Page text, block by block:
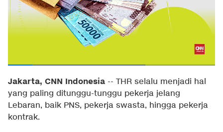
Jakarta, CNN Indonesia -- THR selalu menjadi hal
yang paling ditunggu-tunggu pekerja jelang
Lebaran, baik PNS, pekerja swasta, hingga pekerja
kontrak.